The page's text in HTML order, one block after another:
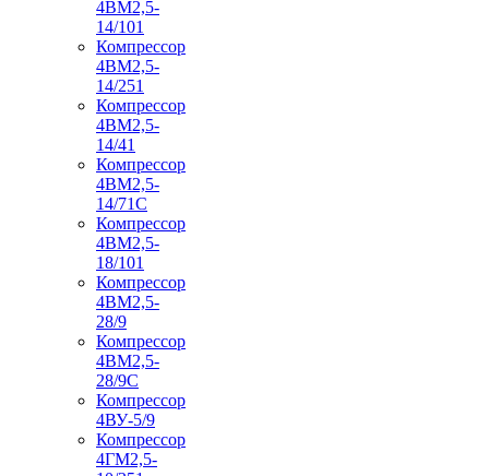
4ВМ2,5-
14/101
Компрессор
4ВМ2,5-
14/251
Компрессор
4ВМ2,5-
14/41
Компрессор
4ВМ2,5-
14/71C
Компрессор
4ВМ2,5-
18/101
Компрессор
4ВМ2,5-
28/9
Компрессор
4ВМ2,5-
28/9С
Компрессор
4ВУ-5/9
Компрессор
4ГМ2,5-